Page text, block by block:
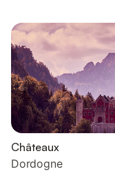
Châteaux
Dordogne